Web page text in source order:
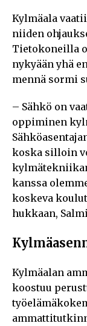
Kylmäala
niiden
Tietokoneilla
nykyään yhä
mennä sormi
– Sähkö on
oppiminen
koska silloin
kanssa
koskeva
hukkaan,
Kylmäalan
koostuu